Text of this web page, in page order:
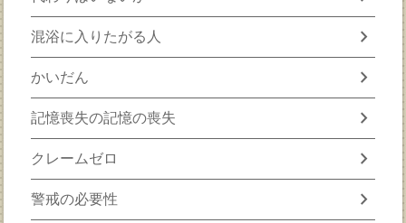
混浴に入りたがる人 chevron_right
かいだん chevron_right
記憶喪失の記憶の喪失 chevron_right
クレームゼロ chevron_right
警戒の必要性 chevron_right